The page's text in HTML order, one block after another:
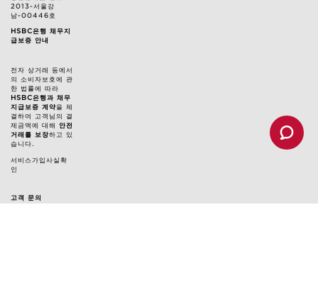
2013-서울강
남-00446호
HSBC은행 채무지
급보증 안내
전자 상거래 등에서
의 소비자보호에 관
한 법률에 따라
HSBC은행과 채무
지급보증 계약을 체
결하여 고객님의 결
제금액에 대해 안전
거래를 보장하고 있
습니다.
서비스가입사실확
인
고객 문의